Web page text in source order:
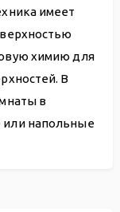
имеет
химию для
В
в
или напольные